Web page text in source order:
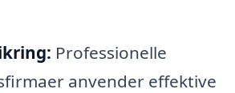
Professionelle
anvender effektive